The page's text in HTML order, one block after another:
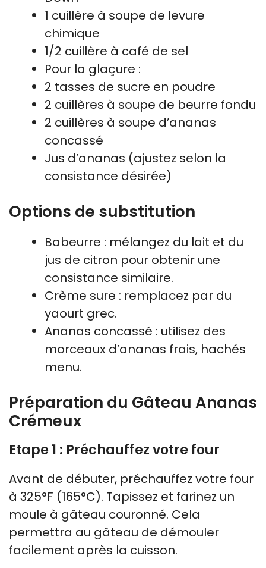
1 cuillère à soupe de levure
chimique
1/2 cuillère à café de sel
Pour la glaçure :
2 tasses de sucre en poudre
2 cuillères à soupe de beurre fondu
2 cuillères à soupe d’ananas
concassé
Jus d’ananas (ajustez selon la
consistance désirée)
Options de substitution
Babeurre : mélangez du lait et du
jus de citron pour obtenir une
consistance similaire.
Crème sure : remplacez par du
yaourt grec.
Ananas concassé : utilisez des
morceaux d’ananas frais, hachés
menu.
Préparation du Gâteau Ananas
Crémeux
Etape 1 : Préchauffez votre four
Avant de débuter, préchauffez votre four
à 325°F (165°C). Tapissez et farinez un
moule à gâteau couronné. Cela
permettra au gâteau de démouler
facilement après la cuisson.